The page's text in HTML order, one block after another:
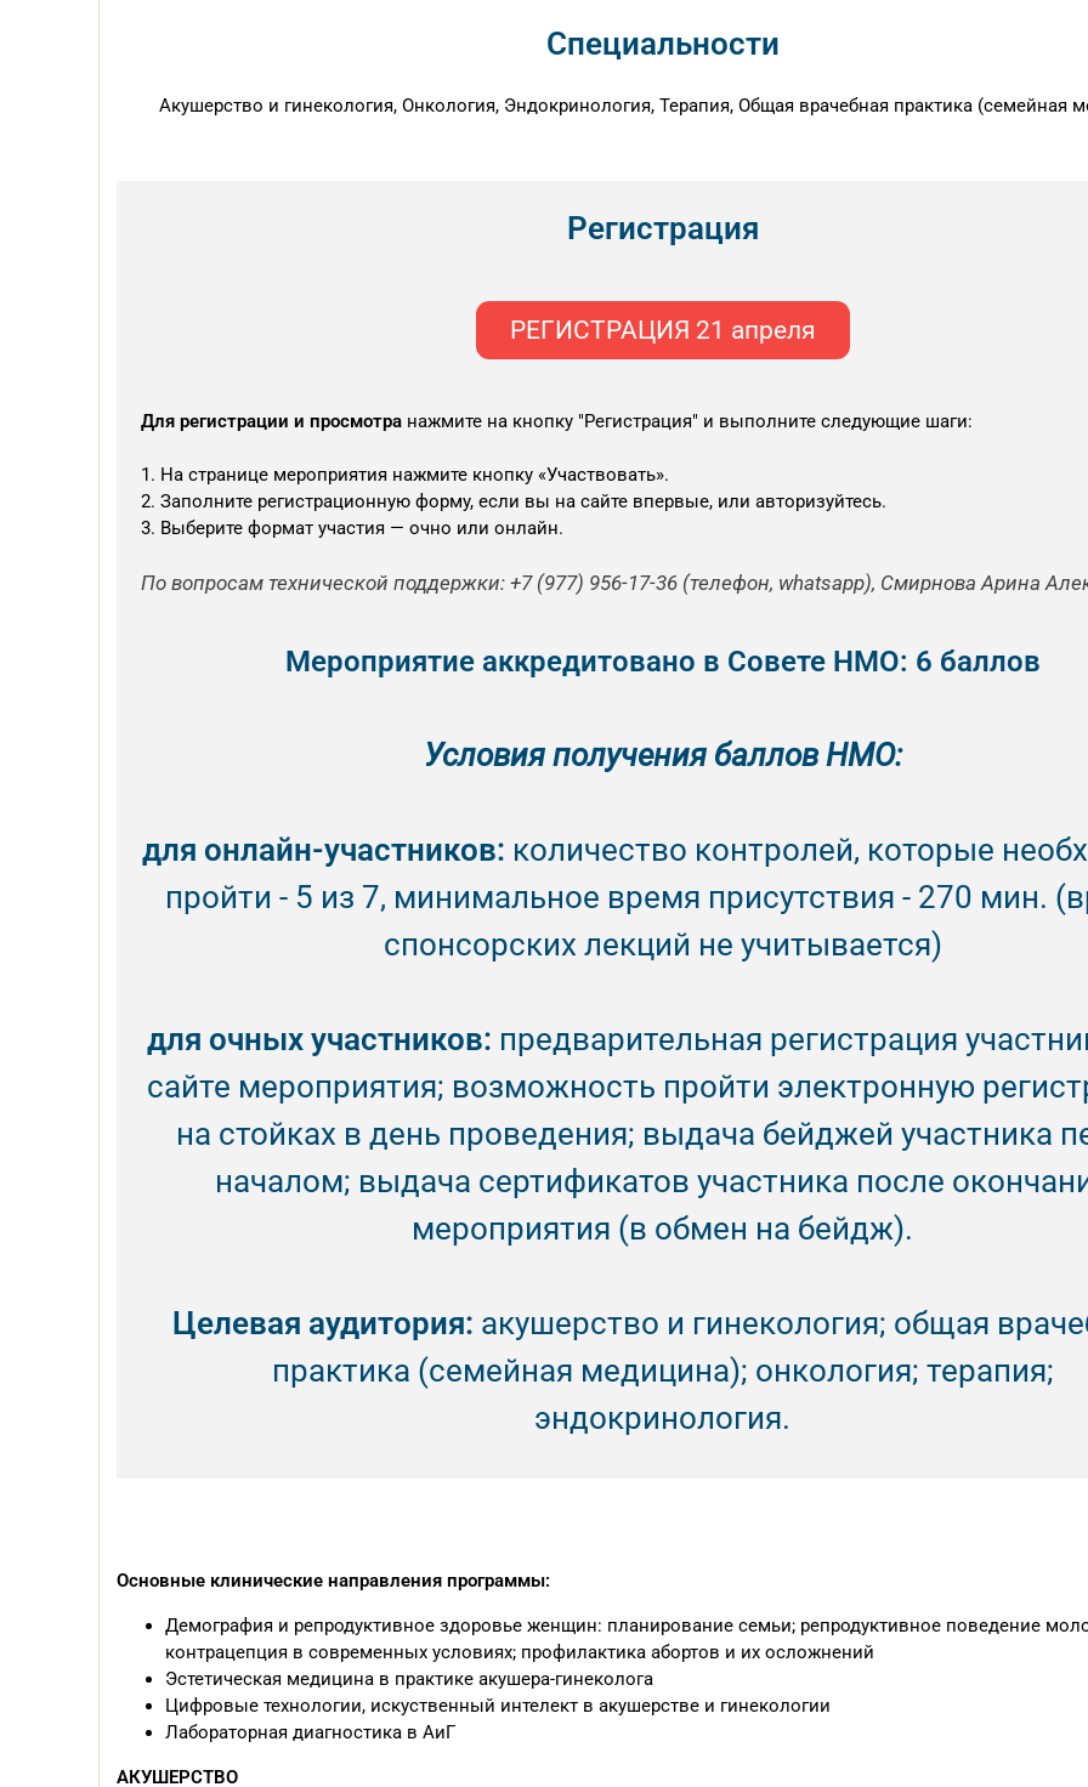
Специальности
Акушерство и гинекология, Онкология, Эндокринология, Терапия, Общая врачебная практика (семейная
Регистрация
РЕГИСТРАЦИЯ 21 апреля
Для регистрации и просмотра нажмите на кнопку "Регистрация" и выполните следующие шаги:
1. На странице мероприятия нажмите кнопку «Участвовать».
2. Заполните регистрационную форму, если вы на сайте впервые, или авторизуйтесь.
3. Выберите формат участия — очно или онлайн.
По вопросам технической поддержки: +7 (977) 956-17-36 (телефон, whatsapp), Смирнова Арина
Мероприятие аккредитовано в Совете НМО: 6 баллов
Условия получения баллов НМО:
для онлайн-участников: количество контролей, которые
пройти - 5 из 7, минимальное время присутствия - 270 мин.
спонсорских лекций не учитывается)
для очных участников: предварительная регистрация
сайте мероприятия; возможность пройти электронную
на стойках в день проведения; выдача бейджей участника
началом; выдача сертификатов участника после
мероприятия (в обмен на бейдж).
Целевая аудитория: акушерство и гинекология; общая
практика (семейная медицина); онкология; терапия;
эндокринология.
Основные клинические направления программы:
Демография и репродуктивное здоровье женщин: планирование семьи; репродуктивное поведение
контрацепция в современных условиях; профилактика абортов и их осложнений
Эстетическая медицина в практике акушера-гинеколога
Цифровые технологии, искуственный интелект в акушерстве и гинекологии
Лабораторная диагностика в АиГ
АКУШЕРСТВО